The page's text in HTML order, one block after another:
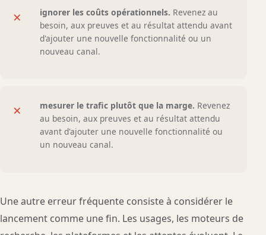
× ignorer les coûts opérationnels. Revenez au
besoin, aux preuves et au résultat attendu avant
d'ajouter une nouvelle fonctionnalité ou un
nouveau canal.
× mesurer le trafic plutôt que la marge. Revenez
au besoin, aux preuves et au résultat attendu
avant d'ajouter une nouvelle fonctionnalité ou
un nouveau canal.
Une autre erreur fréquente consiste à considérer le
lancement comme une fin. Les usages, les moteurs de